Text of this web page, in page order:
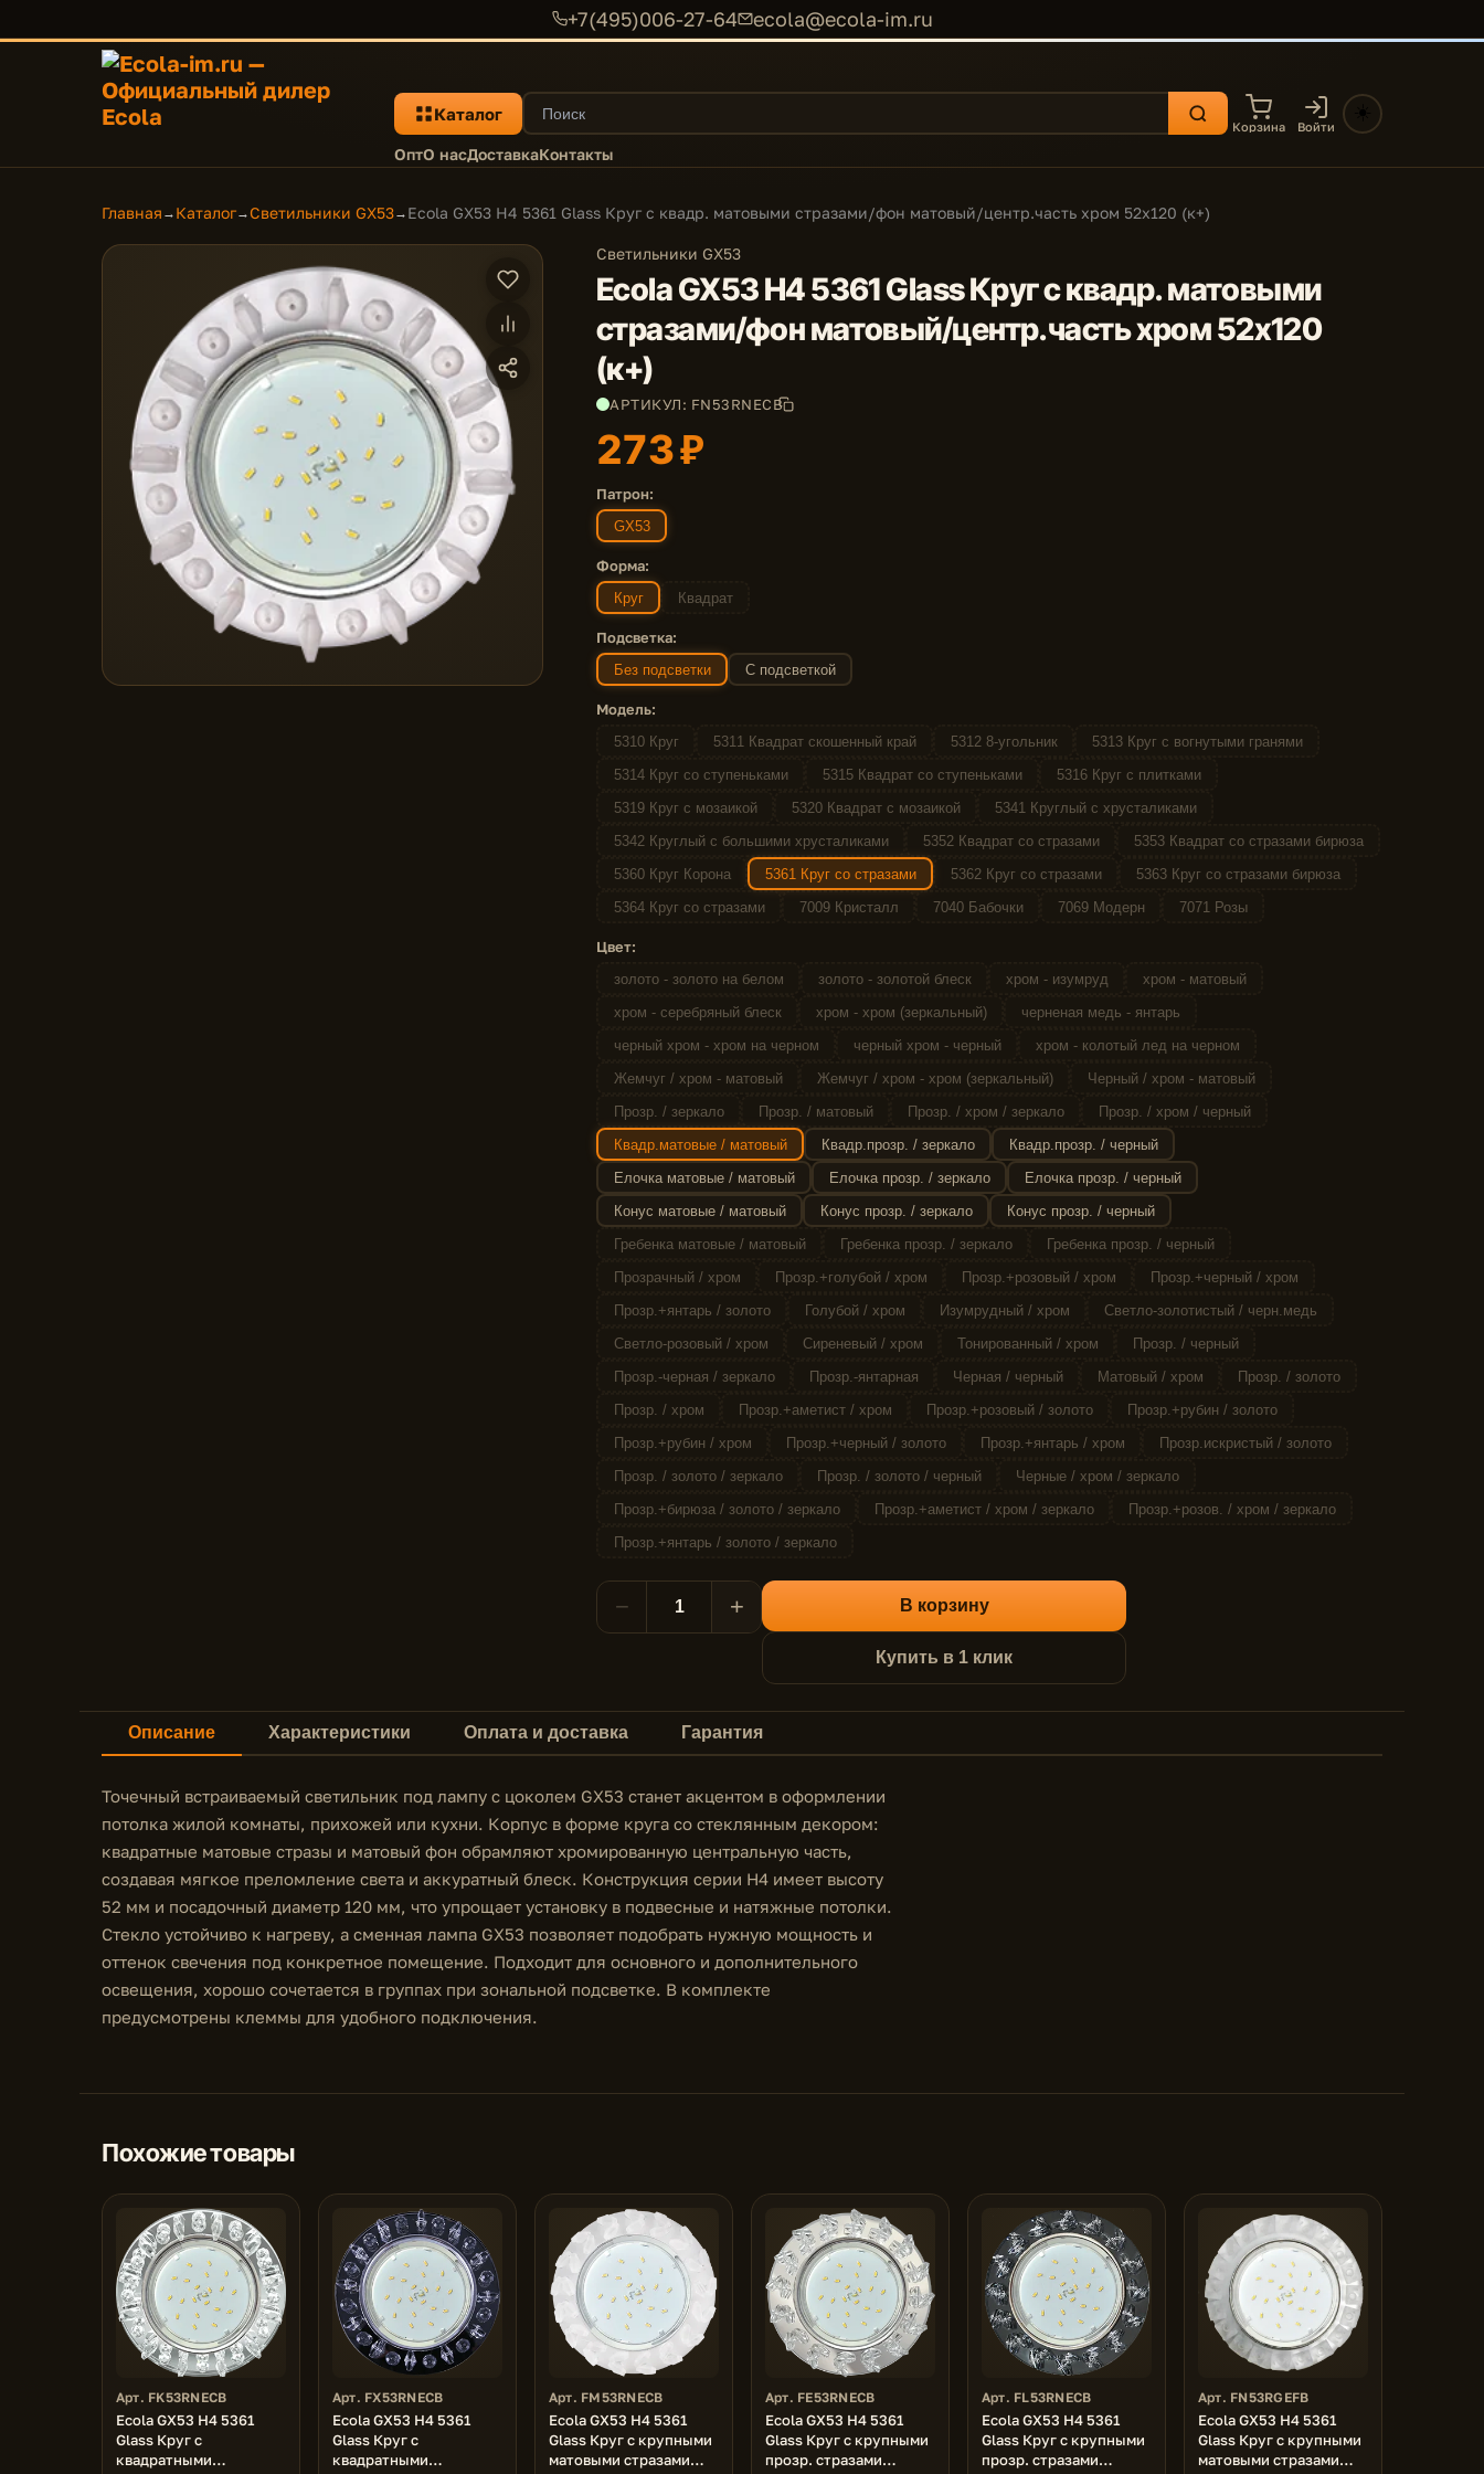
+7(495)006-27-64 ecola@ecola-im.ru
Каталог
Корзина Войти
ОптО насДоставкаКонтакты
Главная → Каталог→Светильники GX53→ Ecola GX53 H4 5361 Glass Круг с квадр. матовыми стразами/фон матовый/центр.часть хром 52x120 (к+)
Светильники GX53
Ecola GX53 H4 5361 Glass Круг с квадр. матовыми
стразами/фон матовый/центр.часть хром 52x120
(к+)
АРТИКУЛ: FN53RNECB
273 ₽
Патрон:
GX53
Форма:
Круг Квадрат
Подсветка:
Без подсветки С подсветкой
Модель:
5310 Круг 5311 Квадрат скошенный край 5312 8-угольник
5313 Круг с вогнутыми гранями
5314 Круг со ступеньками
5315 Квадрат со ступеньками
5316 Круг с плитками
5319 Круг с мозаикой
5320 Квадрат с мозаикой
5341 Круглый с хрусталиками
5342 Круглый с большими хрусталиками
5352 Квадрат со стразами
5353 Квадрат со стразами бирюза
5360 Круг Корона
5361 Круг со стразами 5362 Круг со стразами
5363 Круг со стразами бирюза
5364 Круг со стразами
7009 Кристалл 7040 Бабочки 7069 Модерн 7071 Розы
Цвет:
золото - золото на белом золото - золотой блеск хром - изумруд
хром - матовый
хром - серебряный блеск
хром - хром (зеркальный)
черненая медь - янтарь
черный хром - хром на черном
черный хром - черный
хром - колотый лед на черном
Жемчуг / хром - матовый
Жемчуг / хром - хром (зеркальный)
Черный / хром - матовый
Прозр. / зеркало
Прозр. / матовый Прозр. / хром / зеркало
Прозр. / хром / черный
Квадр.матовые / матовый
Квадр.прозр. / зеркало
Квадр.прозр. / черный
Елочка матовые / матовый
Елочка прозр. / зеркало
Елочка прозр. / черный
Конус матовые / матовый
Конус прозр. / зеркало
Конус прозр. / черный
Гребенка матовые / матовый
Гребенка прозр. / зеркало
Гребенка прозр. / черный
Прозрачный / хром
Прозр.+голубой / хром Прозр.+розовый / хром
Прозр.+черный / хром
Прозр.+янтарь / золото
Голубой / хром Изумрудный / хром
Светло-золотистый / черн.медь
Светло-розовый / хром
Сиреневый / хром Тонированный / хром
Прозр. / черный
Прозр.-черная / зеркало
Прозр.-янтарная Черная / черный Матовый / хром
Прозр. / золото
Прозр. / хром
Прозр.+аметист / хром Прозр.+розовый / золото
Прозр.+рубин / золото
Прозр.+рубин / хром
Прозр.+черный / золото Прозр.+янтарь / хром
Прозр.искристый / золото
Прозр. / золото / зеркало
Прозр. / золото / черный
Черные / хром / зеркало
Прозр.+бирюза / золото / зеркало
Прозр.+аметист / хром / зеркало
Прозр.+розов. / хром / зеркало
Прозр.+янтарь / золото / зеркало
− + В корзину
Купить в 1 клик
Описание Характеристики Оплата и доставка Гарантия
Точечный встраиваемый светильник под лампу с цоколем GX53 станет акцентом в оформлении
потолка жилой комнаты, прихожей или кухни. Корпус в форме круга со стеклянным декором:
квадратные матовые стразы и матовый фон обрамляют хромированную центральную часть,
создавая мягкое преломление света и аккуратный блеск. Конструкция серии H4 имеет высоту
52 мм и посадочный диаметр 120 мм, что упрощает установку в подвесные и натяжные потолки.
Стекло устойчиво к нагреву, а сменная лампа GX53 позволяет подобрать нужную мощность и
оттенок свечения под конкретное помещение. Подходит для основного и дополнительного
освещения, хорошо сочетается в группах при зональной подсветке. В комплекте
предусмотрены клеммы для удобного подключения.
Похожие товары
Арт. FK53RNECB
Ecola GX53 H4 5361
Glass Круг с
квадратными
Арт. FX53RNECB
Ecola GX53 H4 5361
Glass Круг с
квадратными
Арт. FM53RNECB
Ecola GX53 H4 5361
Glass Круг с крупными
матовыми стразами
Арт. FE53RNECB
Ecola GX53 H4 5361
Glass Круг с крупными
прозр. стразами
Арт. FL53RNECB
Ecola GX53 H4 5361
Glass Круг с крупными
прозр. стразами
Арт. FN53RGEFB
Ecola GX53 H4 5361
Glass Круг с крупными
матовыми стразами